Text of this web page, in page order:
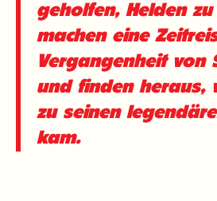
geholfen, Helden
machen eine
Vergangenheit von
und finden heraus,
zu seinen
kam.